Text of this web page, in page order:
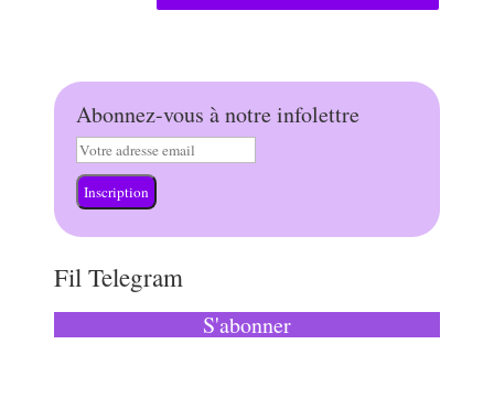
Abonnez-vous à notre infolettre
Inscription
Fil Telegram
S'abonner